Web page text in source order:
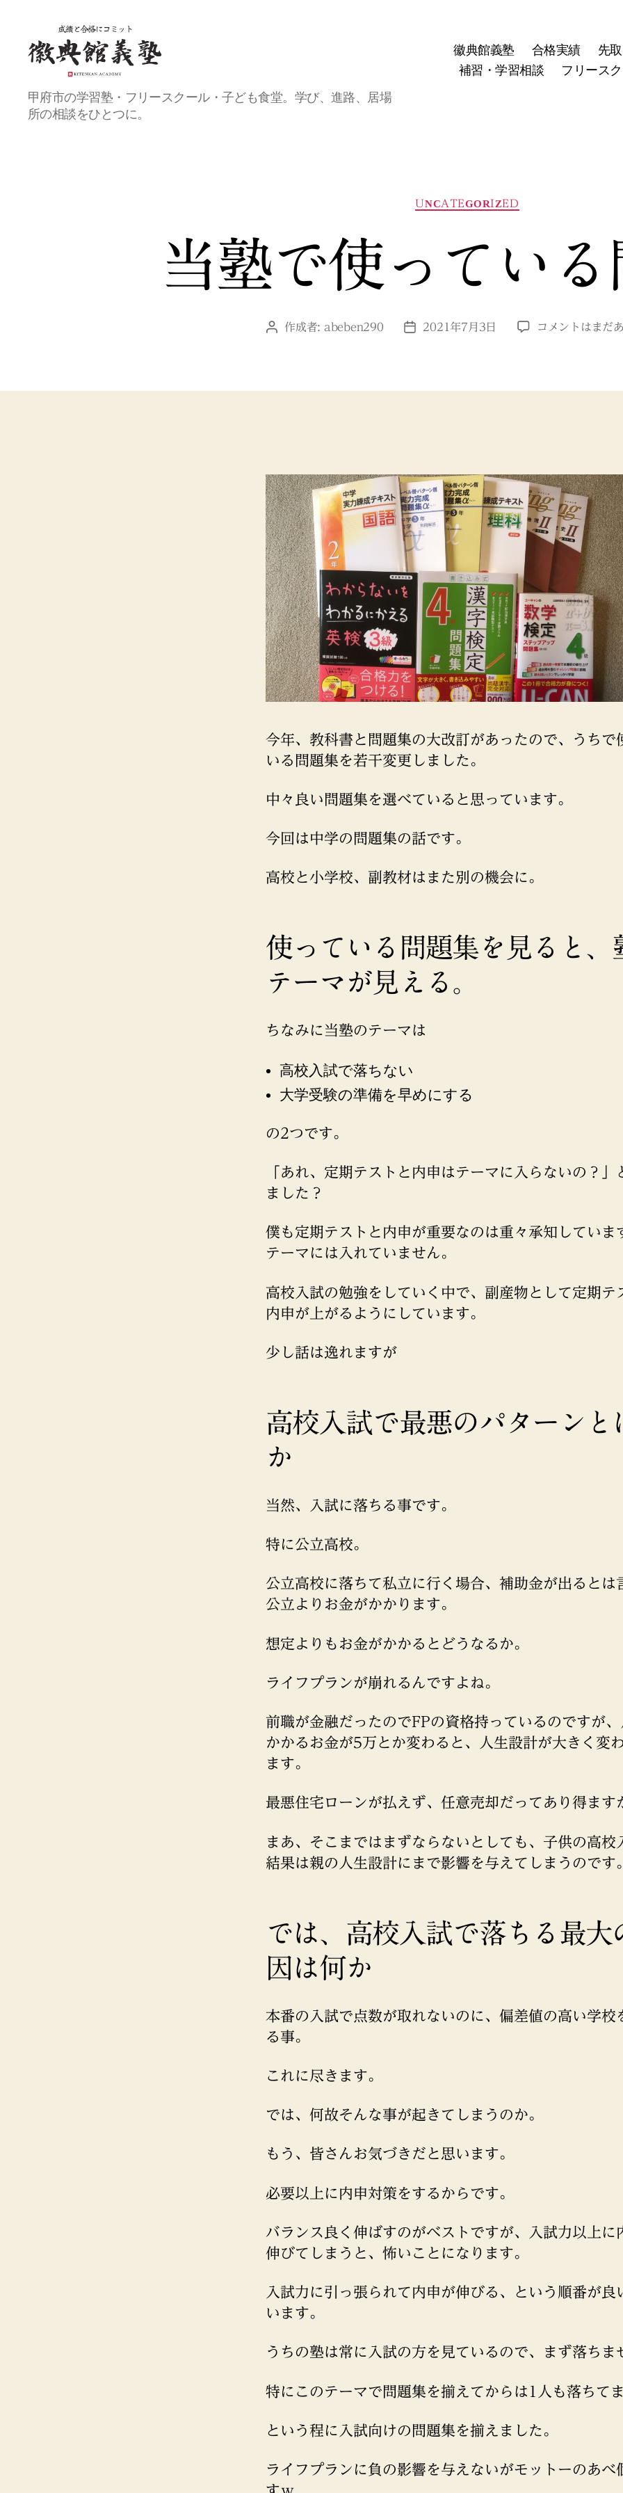
甲
府
の
塾
甲府市の学習塾・フリースクール・子ども食堂。学び、進路、居場
所の相談をひとつに。
徽典館義塾 合格実績
先
補習・学習相談
フリース
カ
テ
リ
ー
UNCATEGORIZED
当塾で使ってい
投
作成者: abeben290
投
2021年7月3日
当
っ
題
集
へ
の
コメントはまだ
今年、教科書と問題集の大改訂があったので、うちで
いる問題集を若干変更しました。
中々良い問題集を選べていると思っています。
今回は中学の問題集の話です。
高校と小学校、副教材はまた別の機会に。
使っている問題集を見ると、
テーマが見える。
ちなみに当塾のテーマは
高校入試で落ちない
大学受験の準備を早めにする
の2つです。
「あれ、定期テストと内申はテーマに入らないの？」
ました？
僕も定期テストと内申が重要なのは重々承知していま
テーマには入れていません。
高校入試の勉強をしていく中で、副産物として定期テ
内申が上がるようにしています。
少し話は逸れますが
高校入試で最悪のパターンと
か
当然、入試に落ちる事です。
特に公立高校。
公立高校に落ちて私立に行く場合、補助金が出るとは
公立よりお金がかかります。
想定よりもお金がかかるとどうなるか。
ライフプランが崩れるんですよね。
前職が金融だったのでFPの資格持っているのですが
かかるお金が5万とか変わると、人生設計が大きく変
ます。
最悪住宅ローンが払えず、任意売却だってあり得ます
まあ、そこまではまずならないとしても、子供の高校
結果は親の人生設計にまで影響を与えてしまうのです
では、高校入試で落ちる最大
因は何か
本番の入試で点数が取れないのに、偏差値の高い学校
る事。
これに尽きます。
では、何故そんな事が起きてしまうのか。
もう、皆さんお気づきだと思います。
必要以上に内申対策をするからです。
バランス良く伸ばすのがベストですが、入試力以上に
伸びてしまうと、怖いことになります。
入試力に引っ張られて内申が伸びる、という順番が良
います。
うちの塾は常に入試の方を見ているので、まず落ちま
特にこのテーマで問題集を揃えてからは1人も落ちて
という程に入試向けの問題集を揃えました。
ライフプランに負の影響を与えないがモットーのあべ